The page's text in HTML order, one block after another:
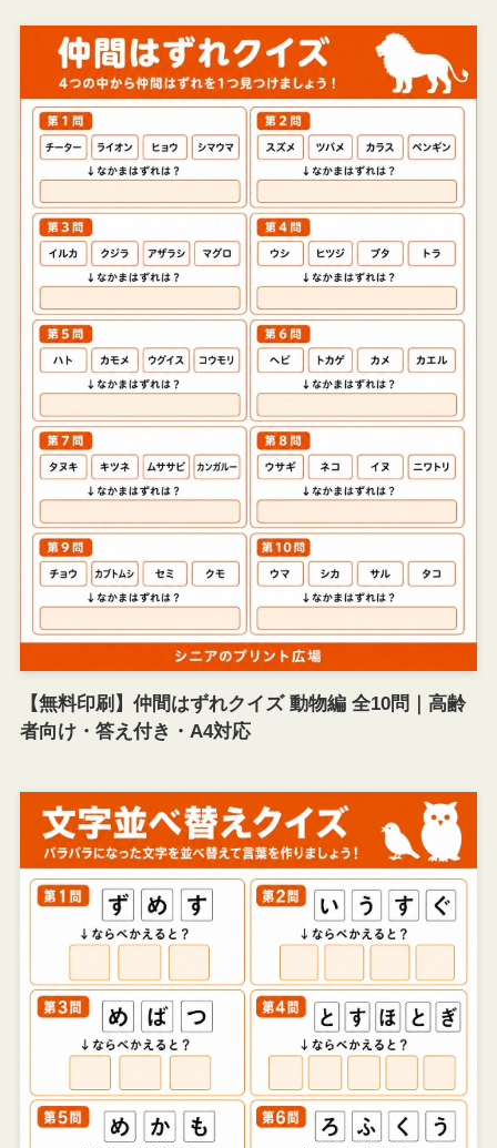
【無料印刷】仲間はずれクイズ 動物編 全10問｜高齢
者向け・答え付き・A4対応